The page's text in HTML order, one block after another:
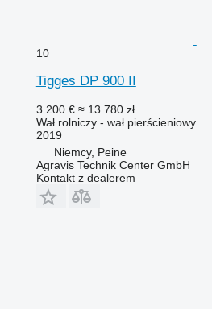
10
Tigges DP 900 II
3 200 € ≈ 13 780 zł
Wał rolniczy - wał pierścieniowy
2019
Niemcy, Peine
Agravis Technik Center GmbH
Kontakt z dealerem